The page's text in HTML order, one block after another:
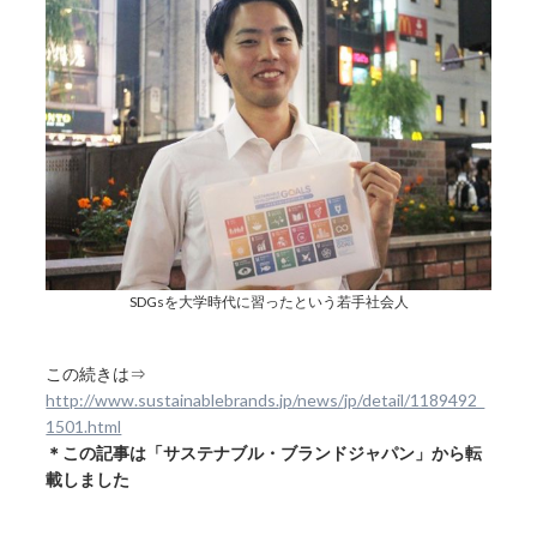
SDGsを大学時代に習ったという若手社会人
この続きは⇒
http://www.sustainablebrands.jp/news/jp/detail/1189492_
1501.html
＊この記事は「サステナブル・ブランドジャパン」から転
載しました